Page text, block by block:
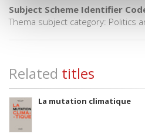
Subject Scheme Identifier
Thema subject category: Politics
Related titles
La mutation climatique